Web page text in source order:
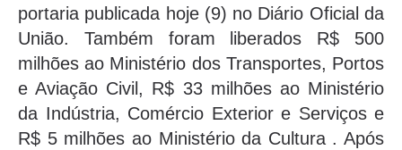
portaria publicada hoje (9) no Diário Oficial da
União. Também foram liberados R$ 500
milhões ao Ministério dos Transportes, Portos
e Aviação Civil, R$ 33 milhões ao Ministério
da Indústria, Comércio Exterior e Serviços e
R$ 5 milhões ao Ministério da Cultura . Após